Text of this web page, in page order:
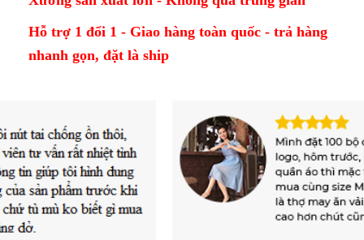
Hỗ trợ 1 đổi 1 - Giao hàng toàn quốc - trả hàng
nhanh gọn, đặt là ship